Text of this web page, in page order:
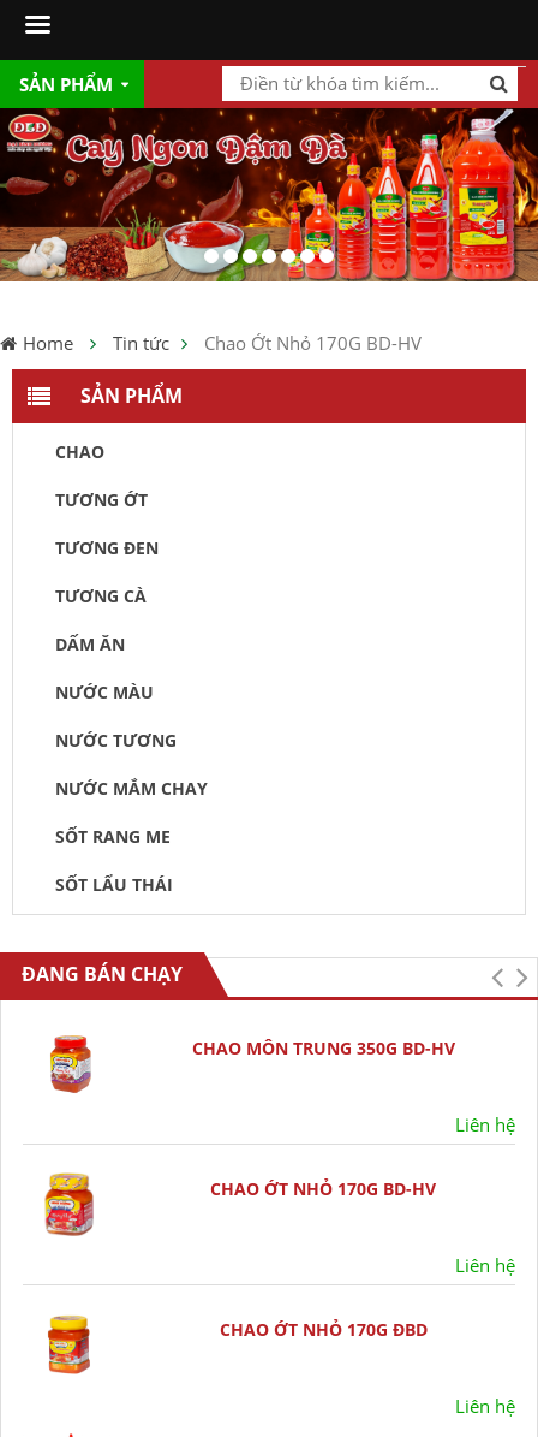
SẢN PHẨM
Home Tin tức Chao Ớt Nhỏ 170G BD-HV
SẢN PHẨM
CHAO
TƯƠNG ỚT
TƯƠNG ĐEN
TƯƠNG CÀ
DẤM ĂN
NƯỚC MÀU
NƯỚC TƯƠNG
NƯỚC MẮM CHAY
SỐT RANG ME
SỐT LẨU THÁI
ĐANG BÁN CHẠY
CHAO MÔN TRUNG 350G BD-HV
Liên hệ
CHAO ỚT NHỎ 170G BD-HV
Liên hệ
CHAO ỚT NHỎ 170G ĐBD
Liên hệ